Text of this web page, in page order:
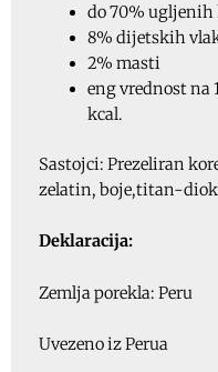
do 70%
8% dijetskih
2% masti
eng vrednost na
kcal.
Sastojci: Prezeliran
zelatin, boje,titan-
Deklaracija:
Zemlja porekla: Peru
Uvezeno iz Perua